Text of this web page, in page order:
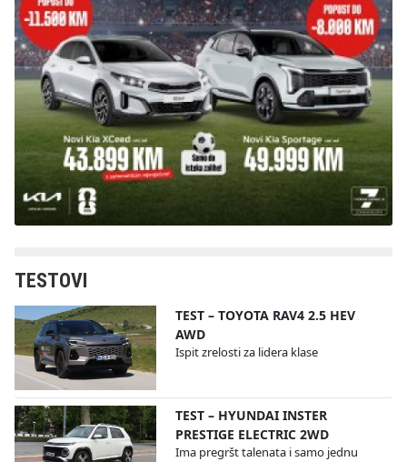
TESTOVI
TEST – TOYOTA RAV4 2.5 HEV
AWD
Ispit zrelosti za lidera klase
TEST – HYUNDAI INSTER
PRESTIGE ELECTRIC 2WD
Ima pregršt talenata i samo jednu